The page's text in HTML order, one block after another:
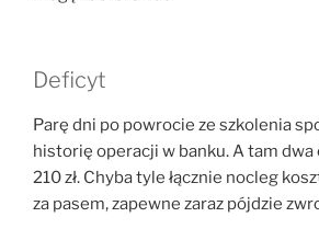
Deficyt
Parę dni po powrocie ze szkolenia
historię operacji w banku. A tam dwa
210 zł. Chyba tyle łącznie nocleg
za pasem, zapewne zaraz pójdzie